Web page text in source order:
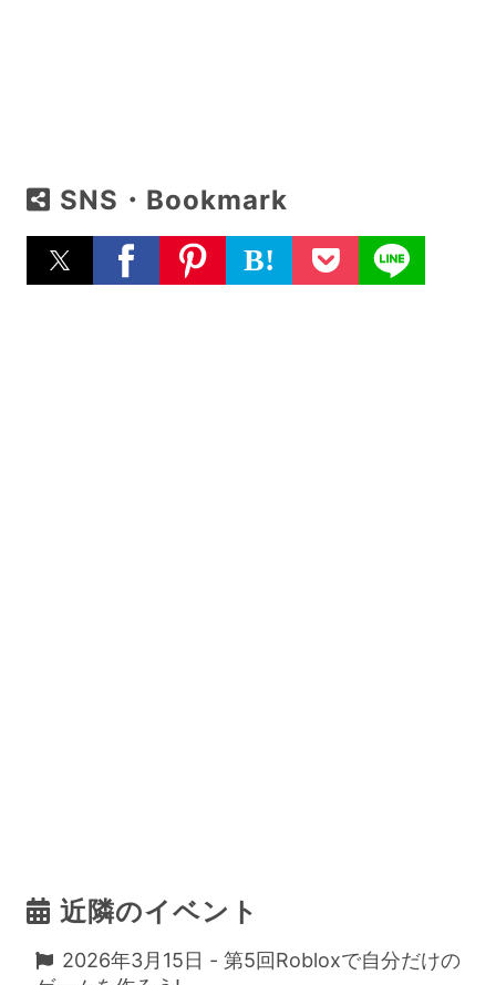
SNS・Bookmark
B!
近隣のイベント
2026年3月15日 - 第5回Robloxで自分だけの